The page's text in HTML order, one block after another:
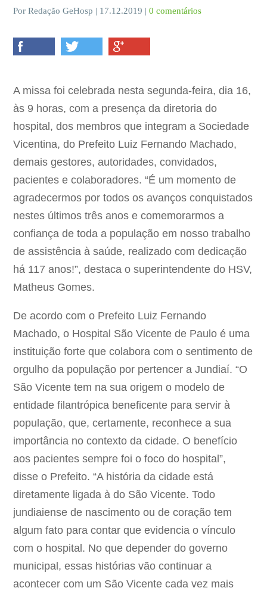
Por Redação GeHosp | 17.12.2019 |0 comentários
A missa foi celebrada nesta segunda-feira, dia 16,
às 9 horas, com a presença da diretoria do
hospital, dos membros que integram a Sociedade
Vicentina, do Prefeito Luiz Fernando Machado,
demais gestores, autoridades, convidados,
pacientes e colaboradores. “É um momento de
agradecermos por todos os avanços conquistados
nestes últimos três anos e comemorarmos a
confiança de toda a população em nosso trabalho
de assistência à saúde, realizado com dedicação
há 117 anos!”, destaca o superintendente do HSV,
Matheus Gomes.
De acordo com o Prefeito Luiz Fernando
Machado, o Hospital São Vicente de Paulo é uma
instituição forte que colabora com o sentimento de
orgulho da população por pertencer a Jundiaí. “O
São Vicente tem na sua origem o modelo de
entidade filantrópica beneficente para servir à
população, que, certamente, reconhece a sua
importância no contexto da cidade. O benefício
aos pacientes sempre foi o foco do hospital”,
disse o Prefeito. “A história da cidade está
diretamente ligada à do São Vicente. Todo
jundiaiense de nascimento ou de coração tem
algum fato para contar que evidencia o vínculo
com o hospital. No que depender do governo
municipal, essas histórias vão continuar a
acontecer com um São Vicente cada vez mais